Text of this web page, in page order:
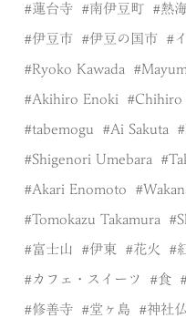
蓮台寺 南伊豆町 熱
伊豆市 伊豆の国市
Ryoko Kawada
Akihiro Enoki Chihiro
tabemogu Ai Sakuta
Shigenori Umebara
Akari Enomoto
Tomokazu Takamura
富士山 伊東 花火
カフェ・スイーツ 食
修善寺 堂ヶ島 神社